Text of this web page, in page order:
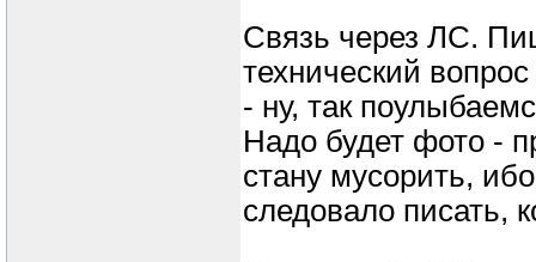
Связь через ЛС.
технический
- ну, так
Надо будет фото -
стану мусорить,
следовало писать,